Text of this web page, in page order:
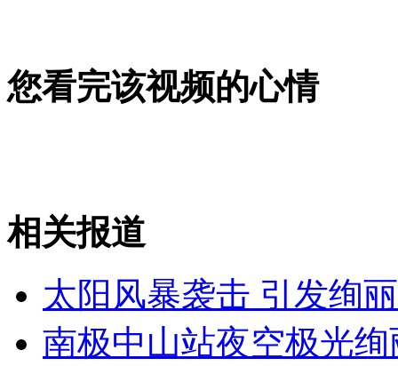
汪小菲身陷倒闭传闻 小S捧场力挺
山西运城恶犬咬伤多人 警民合力深夜将其击毙
女孩北京地铁殴打老人 痛下狠手拳打脚踢
您看完该视频的心情
相关报道
太阳风暴袭击 引发绚
南极中山站夜空极光绚